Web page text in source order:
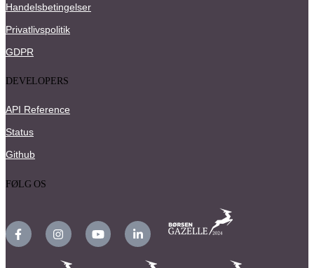
Handelsbetingelser
Privatlivspolitik
GDPR
DEVELOPERS
API Reference
Status
Github
FØLG OS